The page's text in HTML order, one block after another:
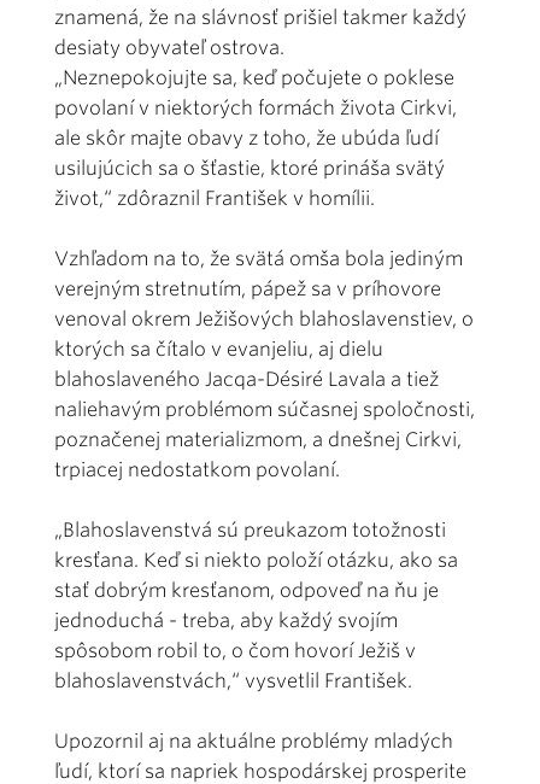
znamená, že na slávnosť prišiel takmer každý
desiaty obyvateľ ostrova.
„Neznepokojujte sa, keď počujete o poklese
povolaní v niektorých formách života Cirkvi,
ale skôr majte obavy z toho, že ubúda ľudí
usilujúcich sa o šťastie, ktoré prináša svätý
život,“ zdôraznil František v homílii.
Vzhľadom na to, že svätá omša bola jediným
verejným stretnutím, pápež sa v príhovore
venoval okrem Ježišových blahoslavenstiev, o
ktorých sa čítalo v evanjeliu, aj dielu
blahoslaveného Jacqa-Désiré Lavala a tiež
naliehavým problémom súčasnej spoločnosti,
poznačenej materializmom, a dnešnej Cirkvi,
trpiacej nedostatkom povolaní.
„Blahoslavenstvá sú preukazom totožnosti
kresťana. Keď si niekto položí otázku, ako sa
stať dobrým kresťanom, odpoveď na ňu je
jednoduchá - treba, aby každý svojím
spôsobom robil to, o čom hovorí Ježiš v
blahoslavenstvách,“ vysvetlil František.
Upozornil aj na aktuálne problémy mladých
ľudí, ktorí sa napriek hospodárskej prosperite